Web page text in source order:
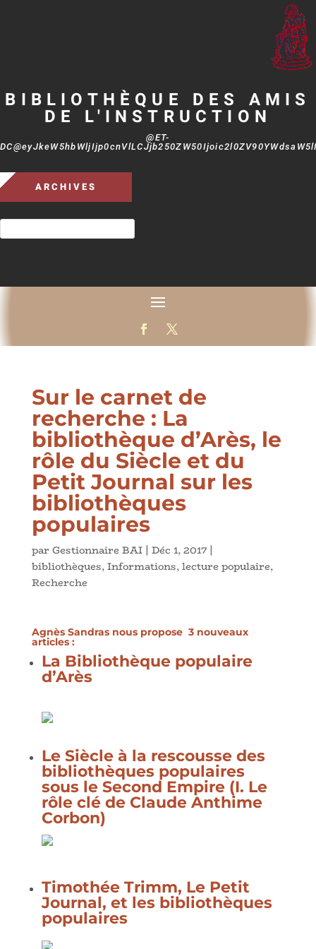
BIBLIOTHÈQUE DES AMIS
DE L'INSTRUCTION
@ET-
ARCHIVES
Sur le carnet de
recherche : La
bibliothèque d’Arès, le
rôle du Siècle et du
Petit Journal sur les
bibliothèques
populaires
par Gestionnaire BAI| Déc 1, 2017|
bibliothèques,Informations,lecture populaire,
Recherche
Agnès Sandrasnous propose 3 nouveaux
articles :
La Bibliothèque populaire
d’Arès
Le Siècle à la rescousse des
bibliothèques populaires
sous le Second Empire (I. Le
rôle clé de Claude Anthime
Corbon)
Timothée Trimm, Le Petit
Journal, et les bibliothèques
populaires